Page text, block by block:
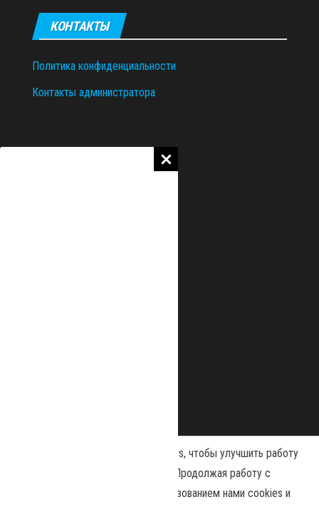
КОНТАКТЫ
Политика конфиденциальности
Контакты администратора
Наш сайт использует файлы cookies, чтобы улучшить работу
и повысить эффективность сайта. Продолжая работу с
сайтом, вы соглашаетесь с использованием нами cookies и